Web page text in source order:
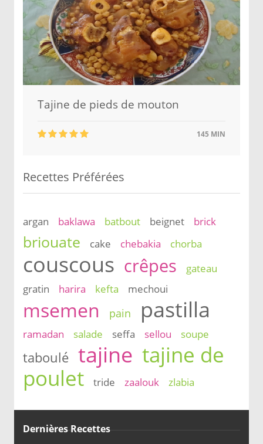
Tajine de pieds de mouton
145 MIN
Recettes Préférées
argan baklawa batbout beignet brick
briouate cake chebakia chorba
couscous crêpes
gateau
gratin
harira kefta mechoui
msemen pain pastilla
ramadan salade seffa sellou soupe
taboulé tajine tajine de
poulet
tride zaalouk zlabia
Dernières Recettes